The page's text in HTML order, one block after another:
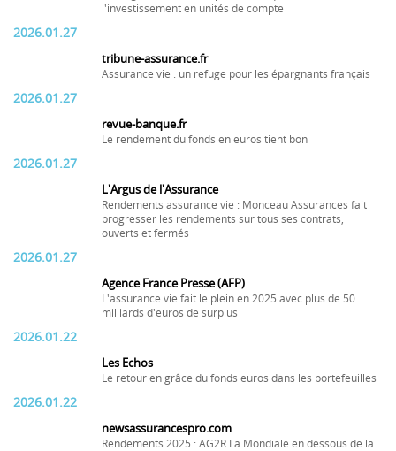
l'investissement en unités de compte
2026.01.27
tribune-assurance.fr
Assurance vie : un refuge pour les épargnants français
2026.01.27
revue-banque.fr
Le rendement du fonds en euros tient bon
2026.01.27
L'Argus de l'Assurance
Rendements assurance vie : Monceau Assurances fait
progresser les rendements sur tous ses contrats,
ouverts et fermés
2026.01.27
Agence France Presse (AFP)
L'assurance vie fait le plein en 2025 avec plus de 50
milliards d'euros de surplus
2026.01.22
Les Echos
Le retour en grâce du fonds euros dans les portefeuilles
2026.01.22
newsassurancespro.com
Rendements 2025 : AG2R La Mondiale en dessous de la